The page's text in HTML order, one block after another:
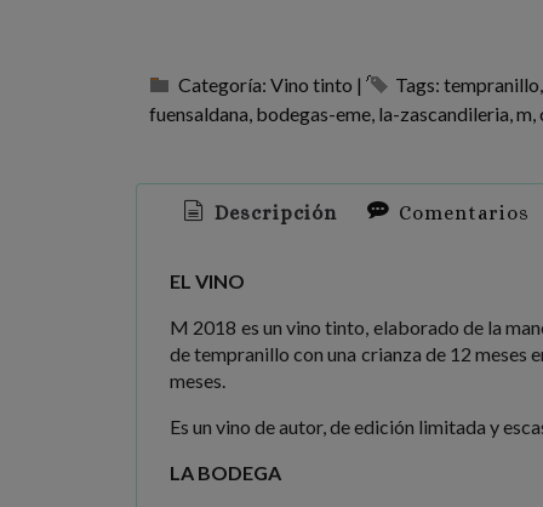
Categoría: Vino tinto | Tags: tempranillo
fuensaldana bodegas-eme la-zascandileria m
Descripción Comentarios
EL VINO
M 2018 es un vino tinto, elaborado de la
de tempranillo con una crianza de 12
meses.
Es un vino de autor, de edición limitada y
LA BODEGA